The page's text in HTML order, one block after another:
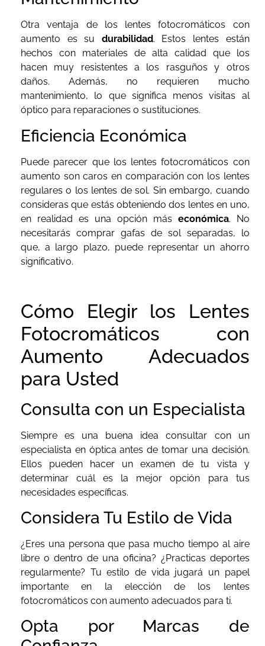
Otra ventaja de los lentes fotocromáticos con
aumento es su durabilidad. Estos lentes están
hechos con materiales de alta calidad que los
hacen muy resistentes a los rasguños y otros
daños. Además, no requieren mucho
mantenimiento, lo que significa menos visitas al
óptico para reparaciones o sustituciones.
Eficiencia Económica
Puede parecer que los lentes fotocromáticos con
aumento son caros en comparación con los lentes
regulares o los lentes de sol. Sin embargo, cuando
consideras que estás obteniendo dos lentes en uno,
en realidad es una opción más económica. No
necesitarás comprar gafas de sol separadas, lo
que, a largo plazo, puede representar un ahorro
significativo.
Cómo Elegir los Lentes
Fotocromáticos con
Aumento Adecuados
para Usted
Consulta con un Especialista
Siempre es una buena idea consultar con un
especialista en óptica antes de tomar una decisión.
Ellos pueden hacer un examen de tu vista y
determinar cuál es la mejor opción para tus
necesidades específicas.
Considera Tu Estilo de Vida
¿Eres una persona que pasa mucho tiempo al aire
libre o dentro de una oficina? ¿Practicas deportes
regularmente? Tu estilo de vida jugará un papel
importante en la elección de los lentes
fotocromáticos con aumento adecuados para ti.
Opta por Marcas de